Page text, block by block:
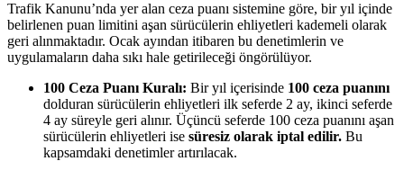
Trafik Kanunu’nda yer alan ceza puanı sistemine göre, bir yıl içinde
belirlenen puan limitini aşan sürücülerin ehliyetleri kademeli olarak
geri alınmaktadır. Ocak ayından itibaren bu denetimlerin ve
uygulamaların daha sıkı hale getirileceği öngörülüyor.
100 Ceza Puanı Kuralı: Bir yıl içerisinde 100 ceza puanını
dolduran sürücülerin ehliyetleri ilk seferde 2 ay, ikinci seferde
4 ay süreyle geri alınır. Üçüncü seferde 100 ceza puanını aşan
sürücülerin ehliyetleri ise süresiz olarak iptal edilir. Bu
kapsamdaki denetimler artırılacak.